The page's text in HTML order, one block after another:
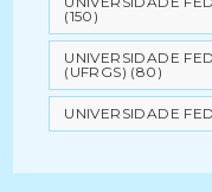
(150)
UNIVERSIDADE
(UFRGS) (80)
UNIVERSIDADE